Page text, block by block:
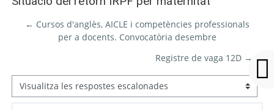
← Cursos d'anglès, AICLE i competències professionals
per a docents. Convocatòria desembre
Registre de vaga 12D →
Mode de visualització